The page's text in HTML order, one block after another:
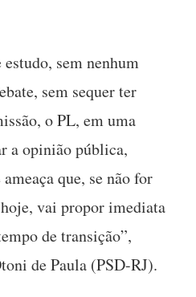
sem nenhum
sem sequer ter
o PL, em uma
a opinião pública,
que, se não for
vai propor imediata
de transição”,
de Paula (PSD-RJ).